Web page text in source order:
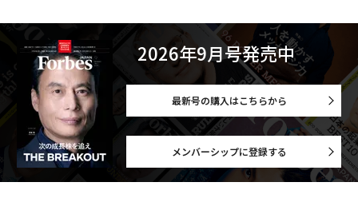
2026年9月号発売中
最新号の購入はこちらから
メンバーシップに登録する